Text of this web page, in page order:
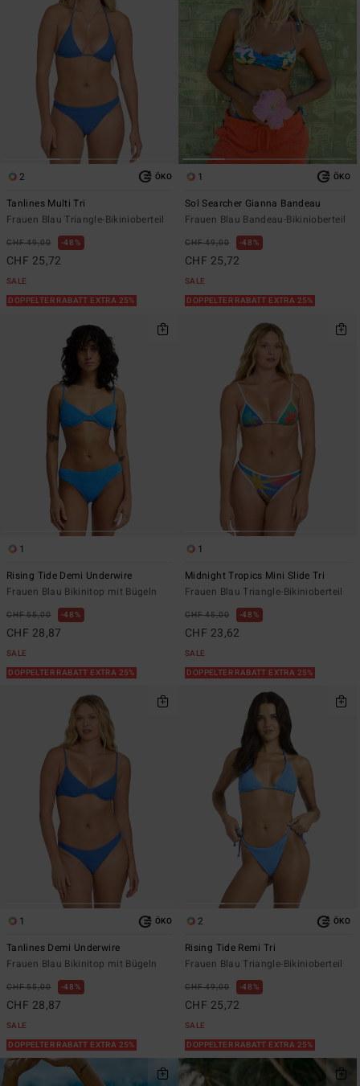
2 ÖKO
Tanlines Multi Tri
Frauen Blau Triangle-Bikinioberteil
CHF 49,00 48%
CHF 25,72
SALE
DOPPELTER RABATT EXTRA 25%
1 ÖKO
Sol Searcher Gianna Bandeau
Frauen Blau Bandeau-Bikinioberteil
CHF 49,00 48%
CHF 25,72
SALE
DOPPELTER RABATT EXTRA 25%
1
Rising Tide Demi Underwire
Frauen Blau Bikinitop mit Bügeln
CHF 55,00 48%
CHF 28,87
SALE
DOPPELTER RABATT EXTRA 25%
1
Midnight Tropics Mini Slide Tri
Frauen Blau Triangle-Bikinioberteil
CHF 45,00 48%
CHF 23,62
SALE
DOPPELTER RABATT EXTRA 25%
1 ÖKO
Tanlines Demi Underwire
Frauen Blau Bikinitop mit Bügeln
CHF 55,00 48%
CHF 28,87
SALE
DOPPELTER RABATT EXTRA 25%
2 ÖKO
Rising Tide Remi Tri
Frauen Blau Triangle-Bikinioberteil
CHF 49,00 48%
CHF 25,72
SALE
DOPPELTER RABATT EXTRA 25%